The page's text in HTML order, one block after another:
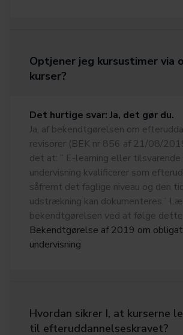
Optjener jeg kursustimer via
kurser?
Det hurtige svar: Ja, det gør du.
Ja, af bekendtgørelsen om
revisorer (BEK nr 856 af 21/08/
det at: ” E-learning eller
undervisning kvalificerer som
såfremt det faglige niveau og den
udstrækning kan dokumenteres.”
bekendtgørelsen ved at følge
Bekendtgørelse af 2019 om
undervisning
Hvordan sikrer I, at kurserne
til efteruddannelseskravet?